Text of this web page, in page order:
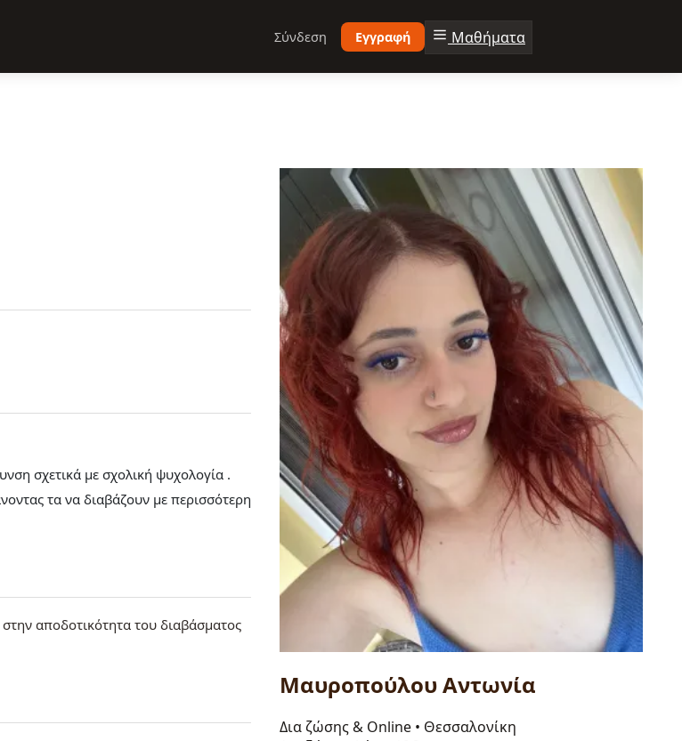
Σύνδεση Εγγραφή Μαθήματα
σχετικά με σχολική ψυχολογία .
τα να διαβάζουν με περισσότερη
αποδοτικότητα του διαβάσματος
Μαυροπούλου Αντωνία
Δια ζώσης & Online • Θεσσαλονίκη